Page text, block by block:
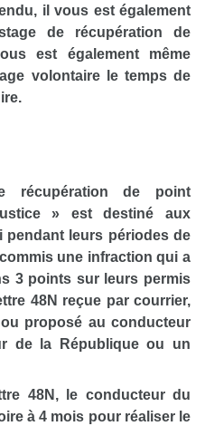
il vous est également
de récupération de
est également même
volontaire le temps de
récupération de point
» est destiné aux
leurs périodes de
une infraction qui a
3 points sur leurs permis
48N reçue par courrier,
proposé au conducteur
de la République ou un
48N, le conducteur du
à 4 mois pour réaliser le